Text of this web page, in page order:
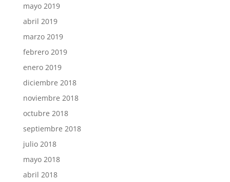
mayo 2019
abril 2019
marzo 2019
febrero 2019
enero 2019
diciembre 2018
noviembre 2018
octubre 2018
septiembre 2018
julio 2018
mayo 2018
abril 2018